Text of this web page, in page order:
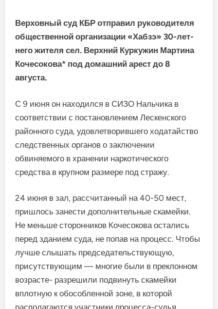
Верховный суд КБР отправил руководителя
общественной организации «Хабзэ» 30-лет­
него жителя сел. Верхний Куркужин Мартина
Кочесокова* под домашний арест до 8
августа.
С 9 июня он находился в СИЗО Нальчика в
соответствии с поста­новлением Лескенского
районно­го суда, удовлетворившего хода­тайство
следственных органов о заключении
обвиняемого в хра­нении наркотического
средства в крупном размере под стражу.
24 июня в зал, рассчитанный на 40-50 мест,
пришлось занести дополнительные скамейки.
Не меньше сторонников Кочесокова остались
перед зданием суда, не попав на процесс. Чтобы
луч­ше слышать председательству­ющую,
присутствующим — мно­гие были в преклонном
возрасте- разрешили подвинуть скамейки
вплотную к обособленной зоне, в которой
располагаются участ­ники процесса-судья,